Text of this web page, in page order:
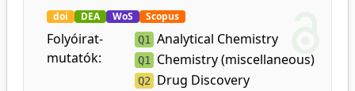
doi DEA WoS Scopus
Folyóirat-
mutatók:
Q1 Analytical Chemistry
Q1 Chemistry (miscellaneous)
Q2 Drug Discovery